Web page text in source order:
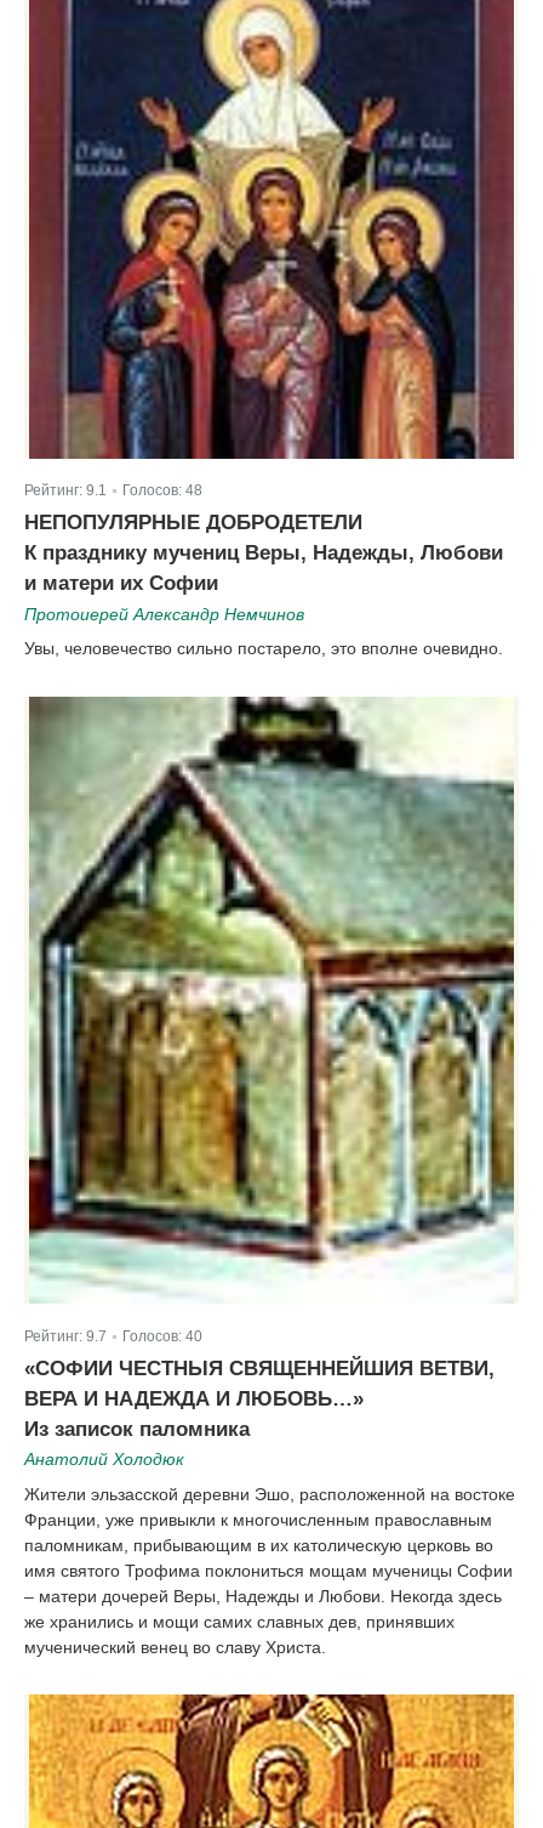
Рейтинг: 9.1 Голосов: 48
НЕПОПУЛЯРНЫЕ ДОБРОДЕТЕЛИ
К празднику мучениц Веры, Надежды, Любови
и матери их Софии
Протоиерей Александр Немчинов
Увы, человечество сильно постарело, это вполне очевидно.
Рейтинг: 9.7 Голосов: 40
«СОФИИ ЧЕСТНЫЯ СВЯЩЕННЕЙШИЯ ВЕТВИ,
ВЕРА И НАДЕЖДА И ЛЮБОВЬ…»
Из записок паломника
Анатолий Холодюк
Жители эльзасской деревни Эшо, расположенной на востоке
Франции, уже привыкли к многочисленным православным
паломникам, прибывающим в их католическую церковь во
имя святого Трофима поклониться мощам мученицы Софии
– матери дочерей Веры, Надежды и Любови. Некогда здесь
же хранились и мощи самих славных дев, принявших
мученический венец во славу Христа.